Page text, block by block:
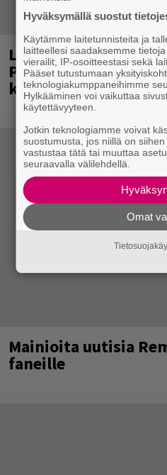
Laittomasta
Paavo Arhinmäki
kädessä – näitä
Mainioita uutisia
faneille
Hyväksymällä suostut
Käytämme laitetunnisteita ja
laitteellesi saadaksemme
vierailit, IP-osoitteestasi sekä
Pääset tutustumaan
teknologiakumppaneihimme
Hylkääminen voi vaikuttaa
käytettävyyteen.
Jotkin teknologiamme voivat
suostumusta, jos niillä on
vastustaa tätä tai muuttaa
seuraavalla välilehdellä.
Omat